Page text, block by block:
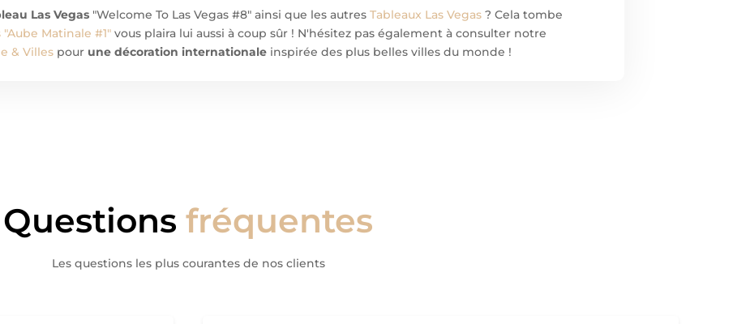
Las Vegas "Welcome To Las Vegas #8" ainsi que les autresTableaux Las Vegas ? Cela tombe
"Aube Matinale #1" vous plaira lui aussi à coup sûr ! N'hésitez pas également à consulter notre
& Villes pour une décoration internationale inspirée des plus belles villes du monde !
Questions fréquentes
Les questions les plus courantes de nos clients